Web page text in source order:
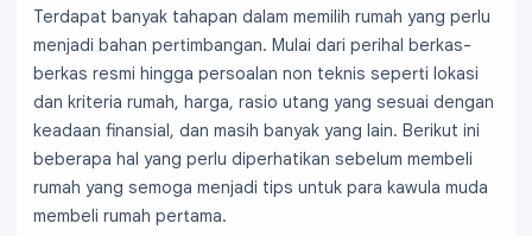
Terdapat banyak tahapan dalam memilih rumah yang perlu
menjadi bahan pertimbangan. Mulai dari perihal berkas-
berkas resmi hingga persoalan non teknis seperti lokasi
dan kriteria rumah, harga, rasio utang yang sesuai dengan
keadaan finansial, dan masih banyak yang lain. Berikut ini
beberapa hal yang perlu diperhatikan sebelum membeli
rumah yang semoga menjadi tips untuk para kawula muda
membeli rumah pertama.